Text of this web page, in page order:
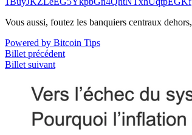
Vous aussi, foutez les banquiers centraux
Powered by Bitcoin Tips
Billet précédent
Billet suivant